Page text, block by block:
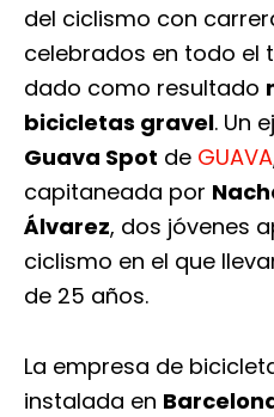
del ciclismo con
celebrados en todo el
dado como resultado
bicicletas gravel. Un
Guava Spot de GUAVA
capitaneada por
Álvarez, dos jóvenes
ciclismo en el que
de 25 años.
La empresa de
instalada en